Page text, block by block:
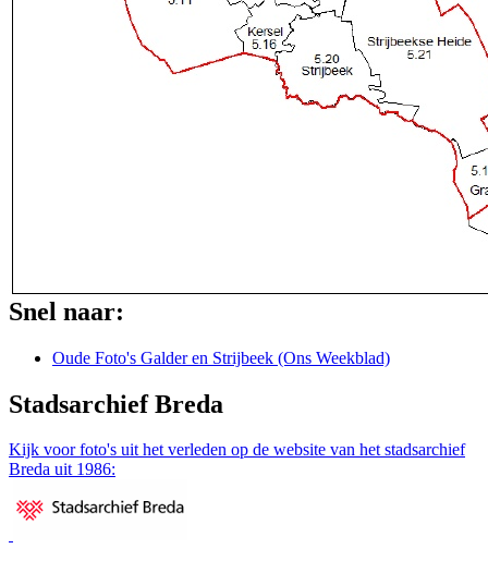
Snel naar:
Oude Foto's Galder en Strijbeek (Ons Weekblad)
Stadsarchief Breda
Kijk voor foto's uit het verleden op de website van het stadsarchief
Breda uit 1986: